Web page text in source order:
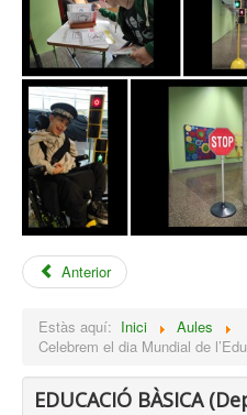
Anterior
Estàs aquí: Inici
Aules
Celebrem el dia Mundial de
EDUCACIÓ BÀSICA